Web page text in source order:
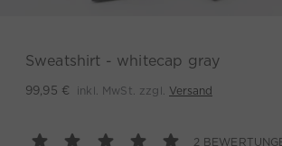
Sweatshirt - whitecap gray
99,95 € inkl. MwSt. zzgl. Versand
2